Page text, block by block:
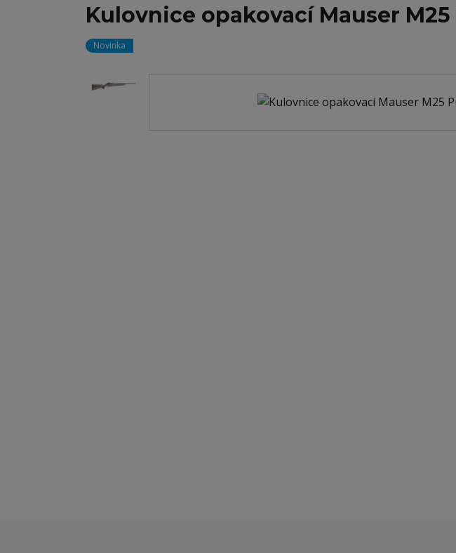
Kulovnice opakovací Mauser M25
Novinka